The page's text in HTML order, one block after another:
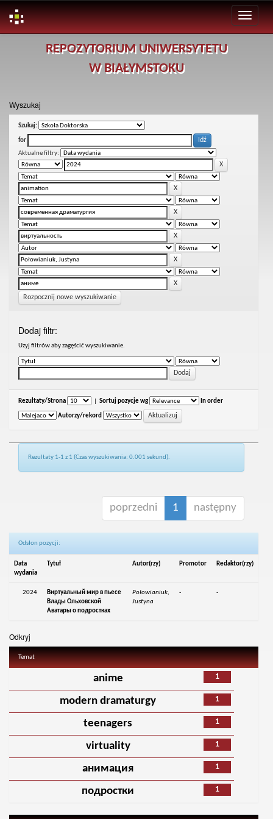
REPOZYTORIUM UNIWERSYTETU
W BIAŁYMSTOKU
Wyszukaj
Szukaj:
for
Aktualne filtry:
Rozpocznij nowe wyszukiwanie
Dodaj filtr:
Uzyj filtrów aby zagęścić wyszukiwanie.
Rezultaty/Strona Sortuj pozycje wg In order
Autorzy/rekord
Rezultaty 1-1 z 1 (Czas wyszukiwania: 0.001 sekund).
poprzedni 1 następny
Odsłon pozycji:
Data
wydania
Tytuł Autor(rzy) Promotor Redaktor(rzy)
2024
Виртуальный мир в пьесе
Влады Ольховской
Аватары о подростках
Połowianiuk,
Justyna
- -
Odkryj
Temat
1
anime
1
modern dramaturgy
1
teenagers
1
virtuality
1
анимация
1
подростки